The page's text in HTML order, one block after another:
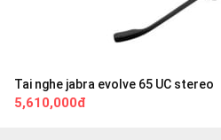
Tai nghe jabra evolve 65 UC stereo
5,610,000đ